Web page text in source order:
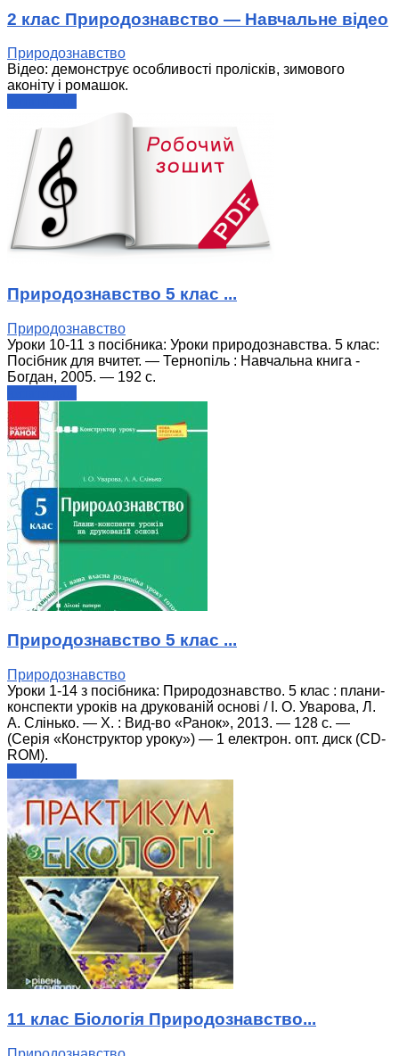
2 клас Природознавство — Навчальне відео
Природознавство
Відео: демонструє особливості пролісків, зимового
аконіту і ромашок.
Природознавство 5 клас ...
Природознавство
Уроки 10-11 з посібника: Уроки природознавства. 5 клас:
Посібник для вчитет. — Тернопіль : Навчальна книга -
Богдан, 2005. — 192 с.
Природознавство 5 клас ...
Природознавство
Уроки 1-14 з посібника: Природознавство. 5 клас : плани-
конспекти уроків на друкованій основі / І. О. Уварова, Л.
А. Слінько. — Х. : Вид-во «Ранок», 2013. — 128 с. —
(Серія «Конструктор уроку») — 1 електрон. опт. диск (CD-
ROM).
11 клас Біологія Природознавство...